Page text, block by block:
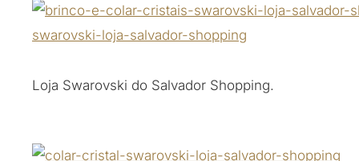
Loja Swarovski do Salvador Shopping.